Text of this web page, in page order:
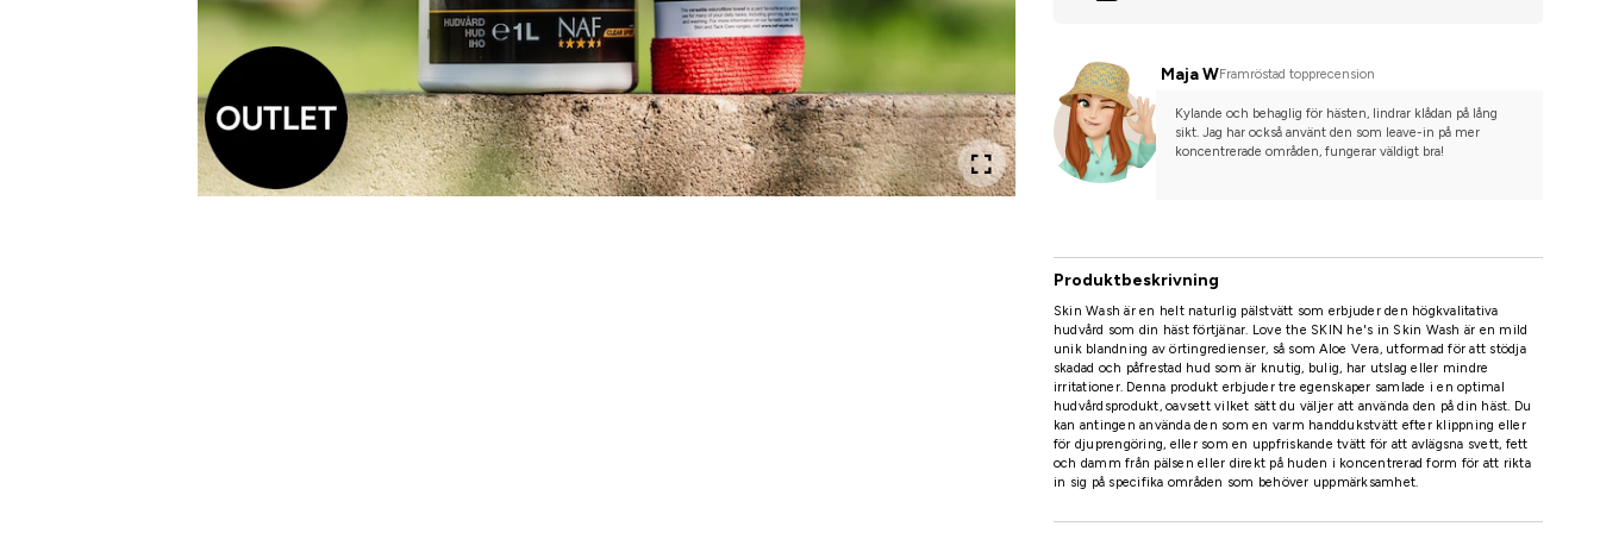
Maja WFramröstad topprecension
Kylande och behaglig för hästen, lindrar klådan på lång
sikt. Jag har också använt den som leave-in på mer
koncentrerade områden, fungerar väldigt bra!
Produktbeskrivning
Skin Wash är en helt naturlig pälstvätt som erbjuder den högkvalitativa
hudvård som din häst förtjänar. Love the SKIN he's in Skin Wash är en mild
unik blandning av örtingredienser, så som Aloe Vera, utformad för att stödja
skadad och påfrestad hud som är knutig, bulig, har utslag eller mindre
irritationer. Denna produkt erbjuder tre egenskaper samlade i en optimal
hudvårdsprodukt, oavsett vilket sätt du väljer att använda den på din häst. Du
kan antingen använda den som en varm handdukstvätt efter klippning eller
för djuprengöring, eller som en uppfriskande tvätt för att avlägsna svett, fett
och damm från pälsen eller direkt på huden i koncentrerad form för att rikta
in sig på specifika områden som behöver uppmärksamhet.